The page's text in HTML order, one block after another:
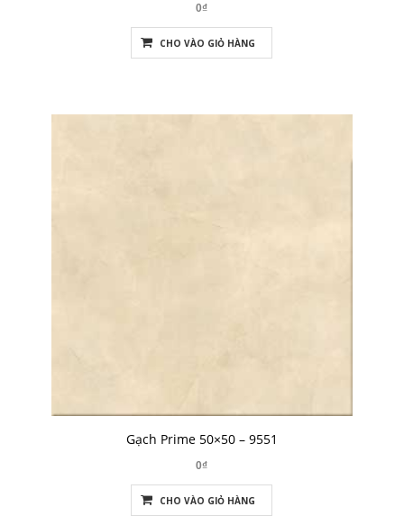
0₫
CHO VÀO GIỎ HÀNG
Gạch Prime 50×50 – 9551
0₫
CHO VÀO GIỎ HÀNG